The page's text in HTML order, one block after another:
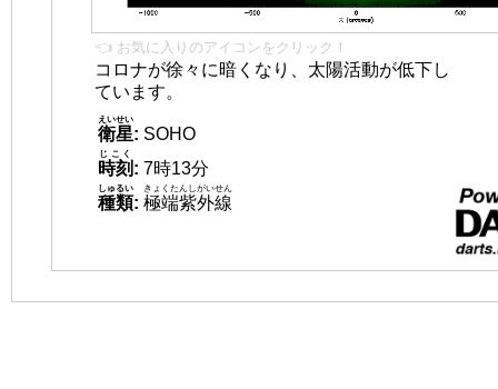
👈 お気に入りのアイコンをクリック！
コロナが徐々に暗くなり、太陽活動が低下し
ています。
衛星
えいせい
: SOHO
時刻
じこく
: 7時13分
種類
しゅるい
: 極端紫外線
きょくたんしがいせん